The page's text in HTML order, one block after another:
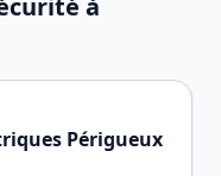
à
Périgueux